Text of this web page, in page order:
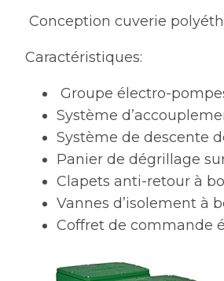
Conception cuverie
Caractéristiques:
Groupe électro-
Système
Système de descente
Panier de dégrillage
Clapets anti-retour à
Vannes d’isolement à
Coffret de commande